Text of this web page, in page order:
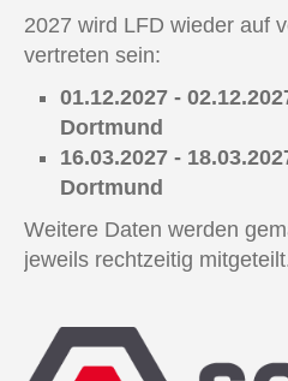
2027 wird LFD wieder auf
vertreten sein:
01.12.2027 -
Dortmund
16.03.2027 -
Dortmund
Weitere Daten werden
jeweils rechtzeitig